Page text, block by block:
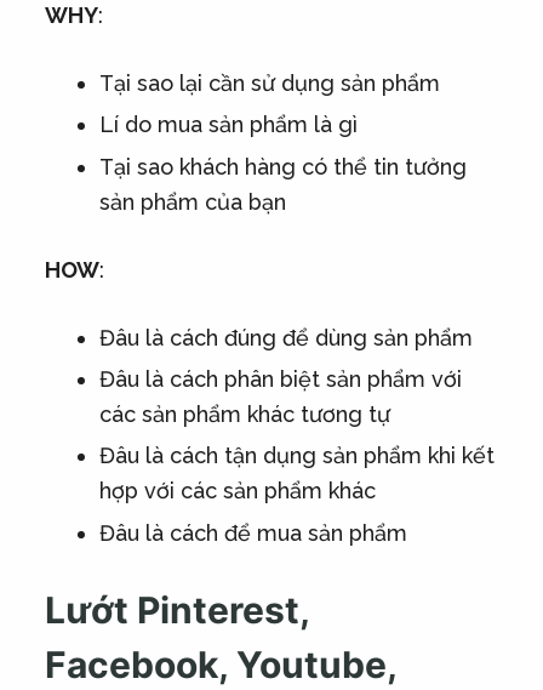
WHY:
Tại sao lại cần sử dụng sản phẩm
Lí do mua sản phẩm là gì
Tại sao khách hàng có thể tin tưởng
sản phẩm của bạn
HOW:
Đâu là cách đúng để dùng sản phẩm
Đâu là cách phân biệt sản phẩm với
các sản phẩm khác tương tự
Đâu là cách tận dụng sản phẩm khi kết
hợp với các sản phẩm khác
Đâu là cách để mua sản phẩm
Lướt Pinterest,
Facebook, Youtube,